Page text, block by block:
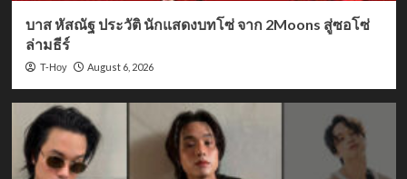
บาส หัสณัฐ ประวัติ นักแสดงบทโซ่ จาก 2Moons สู่ซอโซ่
ล่ามธีร์
T-Hoy August 6, 2026